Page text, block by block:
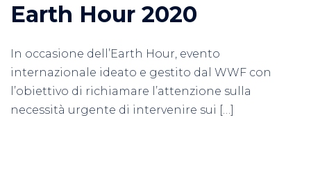
Earth Hour 2020
In occasione dell’Earth Hour, evento
internazionale ideato e gestito dal WWF con
l’obiettivo di richiamare l’attenzione sulla
necessità urgente di intervenire sui […]